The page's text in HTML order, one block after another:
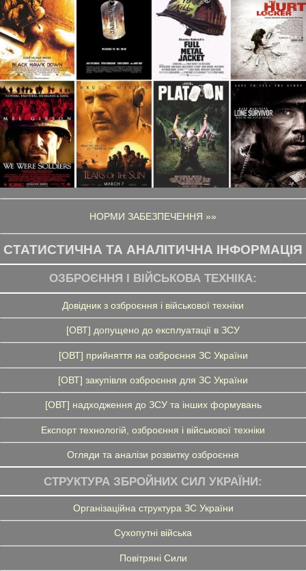
НОРМИ ЗАБЕЗПЕЧЕННЯ »»
СТАТИСТИЧНА ТА АНАЛІТИЧНА ІНФОРМАЦІЯ
ОЗБРОЄННЯ І ВІЙСЬКОВА ТЕХНІКА:
Довідник з озброєння і військової техніки
[ОВТ] допущено до експлуатації в ЗСУ
[ОВТ] прийняття на озброєння ЗС України
[ОВТ] закупівля озброєння для ЗС України
[ОВТ] надходження до ЗСУ та інших формувань
Експорт технологій, озброєння і військової техніки
Огляди та аналізи розвитку озброєння
СТРУКТУРА ЗБРОЙНИХ СИЛ УКРАЇНИ:
Організаційна структура ЗС України
Сухопутні війська
Повітряні Сили